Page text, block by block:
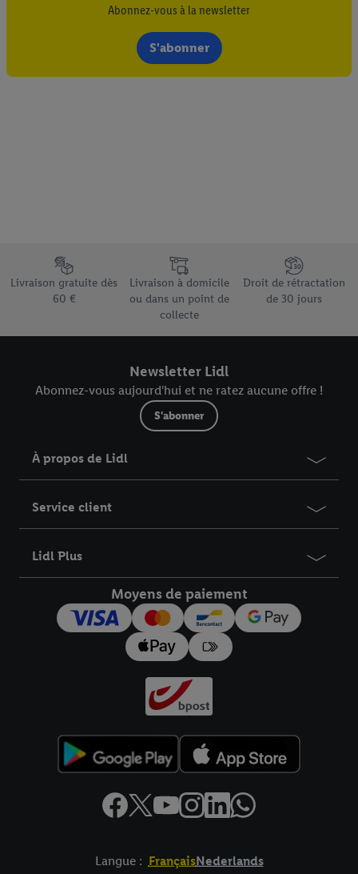
Abonnez-vous à la newsletter
S'abonner
Élément du pied de page avec les différents arguments de
Livraison gratuite dès
60 €
Livraison à domicile
ou dans un point de
collecte
Droit de rétractation
de 30 jours
Newsletter Lidl
Abonnez-vous aujourd'hui et ne ratez aucune offre !
S'abonner
À propos de Lidl
Service client
Lidl Plus
Moyens de paiement
Langue : FrançaisNederlands